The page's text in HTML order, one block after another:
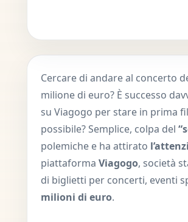
Cercare di andare al concerto
milione di euro? È successo
su Viagogo per stare in prima
possibile? Semplice, colpa del
polemiche e ha attirato
piattaformaViagogo, società
di biglietti per concerti, eventi
milioni di euro.